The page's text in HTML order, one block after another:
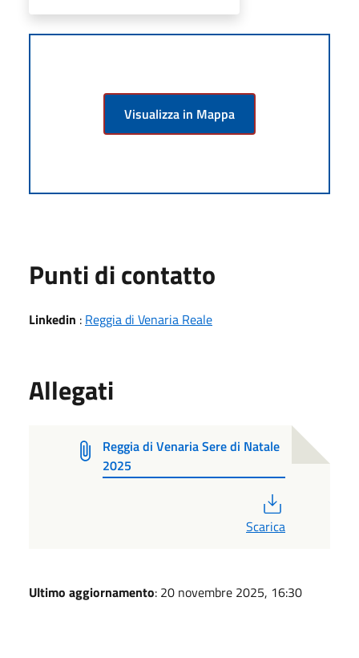
Visualizza in Mappa
Punti di contatto
Linkedin : Reggia di Venaria Reale
Allegati
Reggia di Venaria Sere di Natale
2025
Scarica
Ultimo aggiornamento: 20 novembre 2025, 16:30